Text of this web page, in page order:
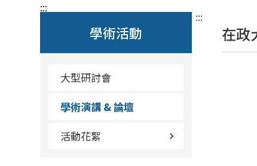
:::
學術活動
大型研討會
學術演講 & 論壇
活動花絮
:::
在政